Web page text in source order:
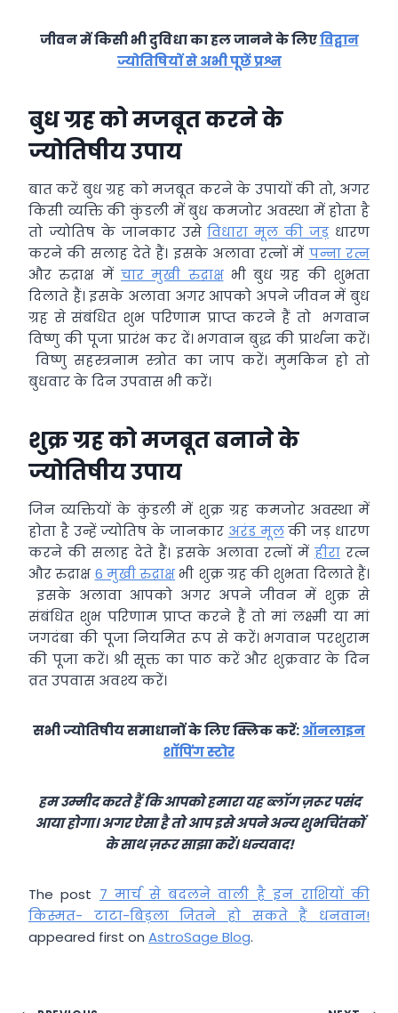
जीवन में किसी भी दुविधा का हल जानने के लिएविद्वान
ज्योतिषियों से अभी पूछें प्रश्न
बुध ग्रह को मजबूत करने के
ज्योतिषीय उपाय
बात करें बुध ग्रह को मजबूत करने के उपायों की तो, अगर
किसी व्यक्ति की कुंडली में बुध कमजोर अवस्था में होता है
तो ज्योतिष के जानकार उसेविधारा मूल की जड़ धारण
करने की सलाह देते हैं। इसके अलावा रत्नों में पन्ना रत्न
और रुद्राक्ष में चार मुखी रुद्राक्षभी बुध ग्रह की शुभता
दिलाते हैं। इसके अलावा अगर आपको अपने जीवन में बुध
ग्रह से संबंधित शुभ परिणाम प्राप्त करने हैं तो भगवान
विष्णु की पूजा प्रारंभ कर दें। भगवान बुद्ध की प्रार्थना करें।
विष्णु सहस्त्रनाम स्त्रोत का जाप करें। मुमकिन हो तो
बुधवार के दिन उपवास भी करें।
शुक्र ग्रह को मजबूत बनाने के
ज्योतिषीय उपाय
जिन व्यक्तियों के कुंडली में शुक्र ग्रह कमजोर अवस्था में
होता है उन्हें ज्योतिष के जानकार अरंड मूलकी जड़ धारण
करने की सलाह देते हैं। इसके अलावा रत्नों में हीरा रत्न
और रुद्राक्ष 6 मुखी रुद्राक्षभी शुक्र ग्रह की शुभता दिलाते हैं।
इसके अलावा आपको अगर अपने जीवन में शुक्र से
संबंधित शुभ परिणाम प्राप्त करने हैं तो मां लक्ष्मी या मां
जगदंबा की पूजा नियमित रूप से करें। भगवान परशुराम
की पूजा करें। श्री सूक्त का पाठ करें और शुक्रवार के दिन
व्रत उपवास अवश्य करें।
सभी ज्योतिषीय समाधानों के लिए क्लिक करें:ऑनलाइन
शॉपिंग स्टोर
हम उम्मीद करते हैं कि आपको हमारा यह ब्लॉग ज़रूर पसंद
आया होगा। अगर ऐसा है तो आप इसे अपने अन्य शुभचिंतकों
के साथ ज़रूर साझा करें। धन्यवाद!
The post 7 मार्च से बदलने वाली है इन राशियों की
किस्मत- टाटा-बिड़ला जितने हो सकते हैं धनवान!
appeared first on AstroSage Blog.